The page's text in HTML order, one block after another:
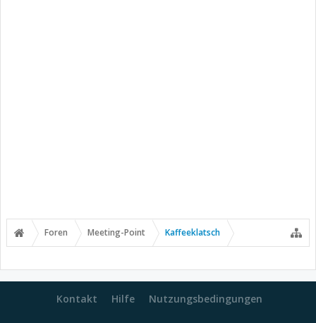
Foren Meeting-Point Kaffeeklatsch
Kontakt Hilfe Nutzungsbedingungen